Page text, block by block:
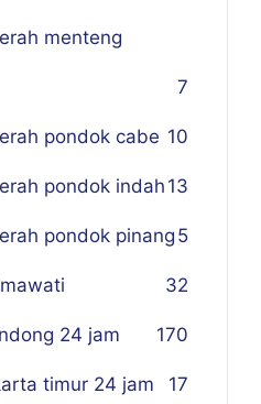
menteng
7
pondok cabe 10
pondok indah 13
pondok pinang 5
32
24 jam 170
timur 24 jam 17